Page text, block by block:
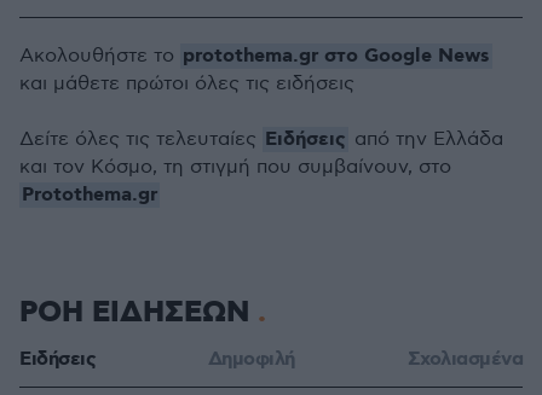
Ακολουθήστε το protothema.gr στο Google News
και μάθετε πρώτοι όλες τις ειδήσεις
Δείτε όλες τις τελευταίες Ειδήσεις από την Ελλάδα
και τον Κόσμο, τη στιγμή που συμβαίνουν, στο
Protothema.gr
ΡΟΗ ΕΙΔΗΣΕΩΝ
Ειδήσεις Δημοφιλή Σχολιασμένα